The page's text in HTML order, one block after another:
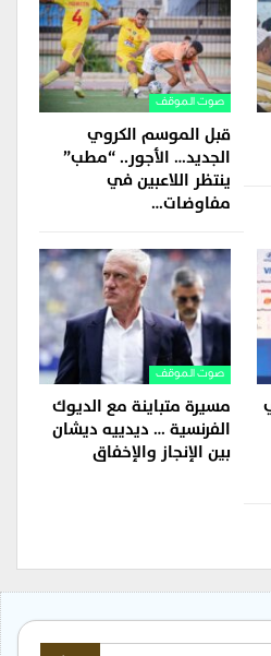
صوت الموقف
قبل الموسم الكروي
الجديد… الأجور.. “مطب”
ينتظر اللاعبين في
مفاوضات…
صوت الموقف
مسيرة متباينة مع الديوك
الفرنسية … ديدييه ديشان
بين الإنجاز والإخفاق